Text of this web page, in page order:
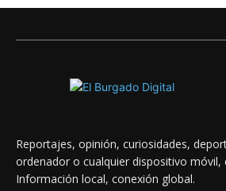
Reportajes, opinión, curiosidades,
ordenador o cualquier dispositivo móvil,
Información local, conexión global.